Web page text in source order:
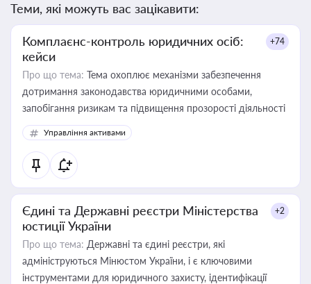
Теми, які можуть вас зацікавити:
Комплаєнс-контроль юридичних осіб:
кейси
+74
Про що тема: Тема охоплює механізми забезпечення
дотримання законодавства юридичними особами,
запобігання ризикам та підвищення прозорості діяльності
Управління активами
Єдині та Державні реєстри Міністерства
юстиції України
+2
Про що тема: Державні та єдині реєстри, які
адмініструються Мінюстом України, і є ключовими
інструментами для юридичного захисту, ідентифікації